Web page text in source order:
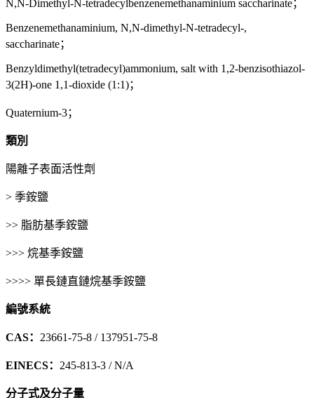
N,N-Dimethyl-N-tetradecylbenzenemethanaminium saccharinate；
Benzenemethanaminium, N,N-dimethyl-N-tetradecyl-,
saccharinate；
Benzyldimethyl(tetradecyl)ammonium, salt with 1,2-benzisothiazol-
3(2H)-one 1,1-dioxide (1:1)；
Quaternium-3；
類別
陽離子表面活性劑
> 季銨鹽
>> 脂肪基季銨鹽
>>> 烷基季銨鹽
>>>> 單長鏈直鏈烷基季銨鹽
編號系統
CAS： 23661-75-8 / 137951-75-8
EINECS： 245-813-3 / N/A
分子式及分子量